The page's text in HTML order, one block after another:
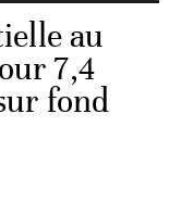
au
7,4
fond